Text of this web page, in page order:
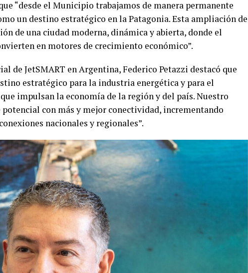
“desde el Municipio trabajamos de manera permanente
un destino estratégico en la Patagonia. Esta ampliación de
de una ciudad moderna, dinámica y abierta, donde el
en motores de crecimiento económico”.
de JetSMART en Argentina, Federico Petazzi destacó que
estratégico para la industria energética y para el
impulsan la economía de la región y del país. Nuestro
potencial con más y mejor conectividad, incrementando
nacionales y regionales”.